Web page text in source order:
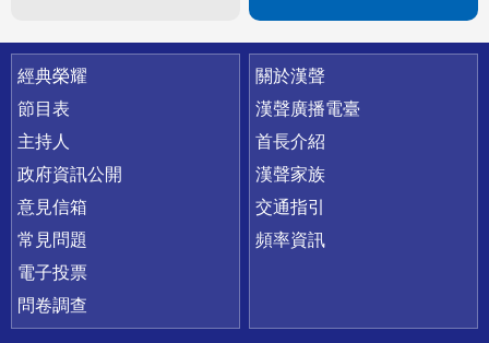
快速連結
經典榮耀
節目表
主持人
政府資訊公開
意見信箱
常見問題
電子投票
問卷調查
關於漢聲
漢聲廣播電臺
首長介紹
漢聲家族
交通指引
頻率資訊